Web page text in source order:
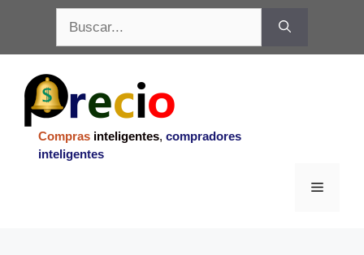
contenido
Compras inteligentes, compradores
inteligentes
Menu